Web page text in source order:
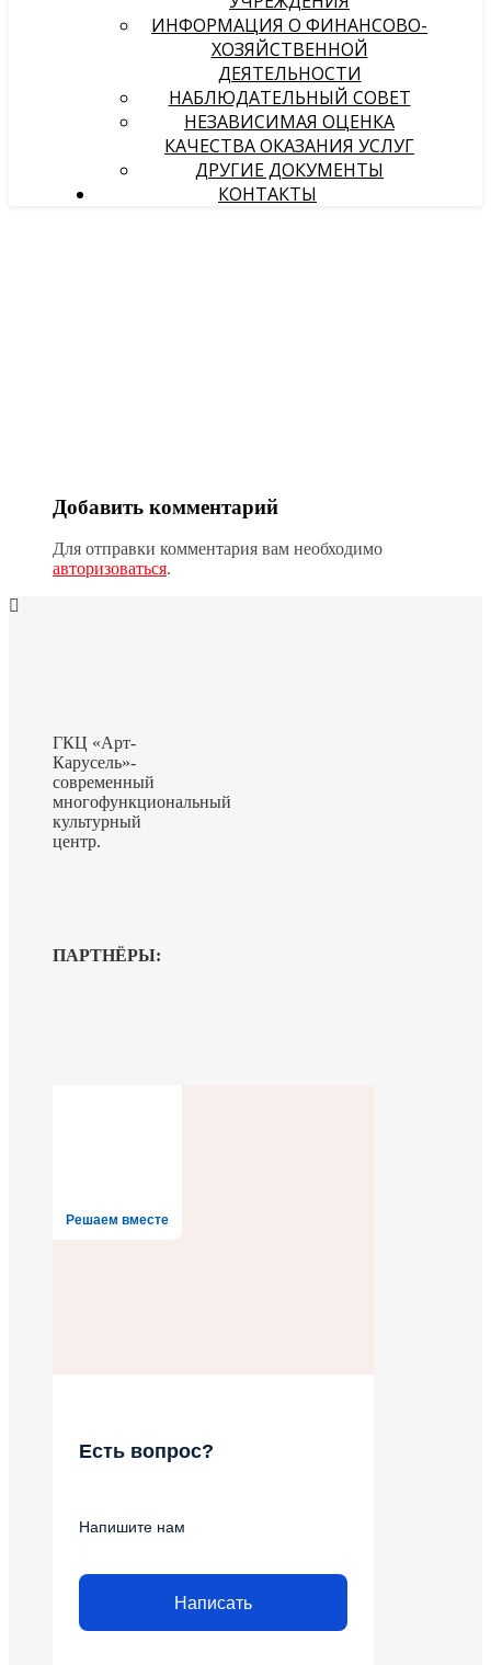
ИНФОРМАЦИЯ О ФИНАНСОВО-
ХОЗЯЙСТВЕННОЙ
ДЕЯТЕЛЬНОСТИ
НАБЛЮДАТЕЛЬНЫЙ СОВЕТ
НЕЗАВИСИМАЯ ОЦЕНКА
КАЧЕСТВА ОКАЗАНИЯ УСЛУГ
ДРУГИЕ ДОКУМЕНТЫ
КОНТАКТЫ
Добавить комментарий
Для отправки комментария вам необходимо
авторизоваться.
ГКЦ «Арт-
Карусель»-
современный
многофункциональный
культурный
центр.
ПАРТНЁРЫ:
Решаем вместе
Есть вопрос?
Напишите нам
Написать